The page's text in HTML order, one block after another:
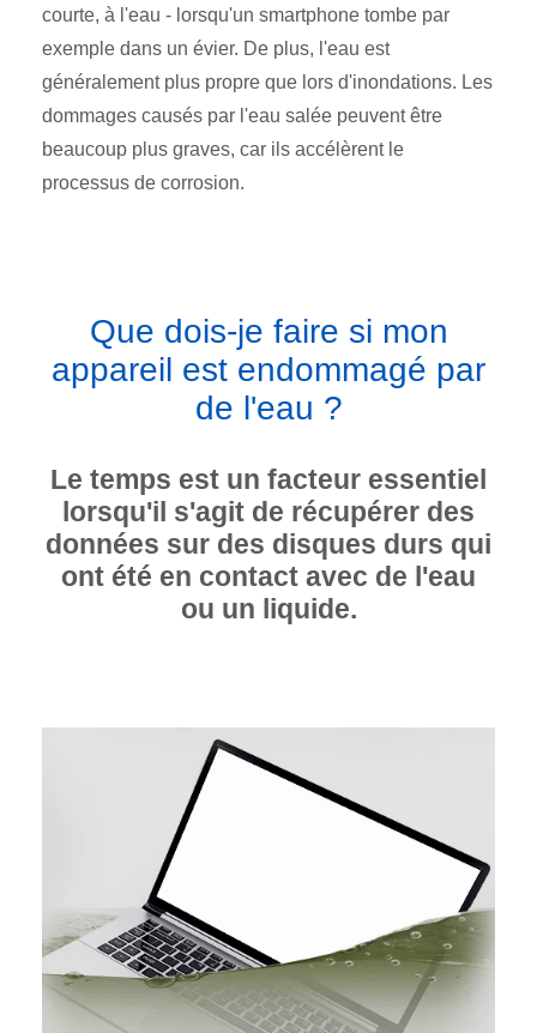
courte, à l'eau - lorsqu'un smartphone tombe par
exemple dans un évier. De plus, l'eau est
généralement plus propre que lors d'inondations. Les
dommages causés par l'eau salée peuvent être
beaucoup plus graves, car ils accélèrent le
processus de corrosion.
Que dois-je faire si mon
appareil est endommagé par
de l'eau ?
Le temps est un facteur essentiel
lorsqu'il s'agit de récupérer des
données sur des disques durs qui
ont été en contact avec de l'eau
ou un liquide.